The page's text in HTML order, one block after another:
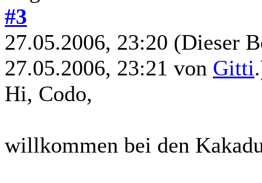
#3
27.05.2006, 23:20 (Dieser
27.05.2006, 23:21 von Gitti
Hi, Codo,
willkommen bei den